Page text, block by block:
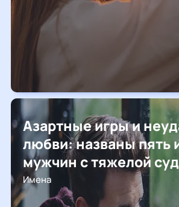
Азартные игры и
любви: названы пять
мужчин с тяжелой
Имена